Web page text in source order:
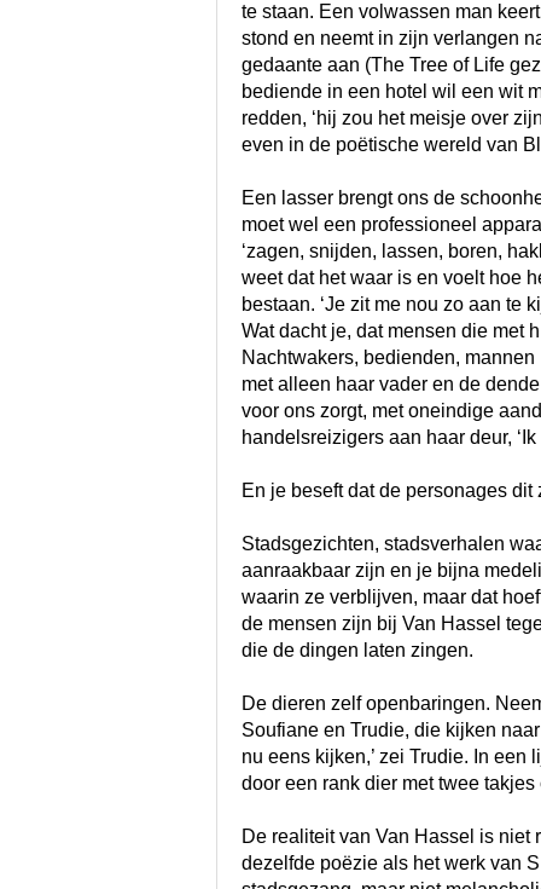
te staan. Een volwassen man
stond en neemt in zijn verlangen
gedaante aan (The Tree of Life
bediende in een hotel wil een wit
redden, ‘hij zou het meisje over
even in de poëtische wereld van
Een lasser brengt ons de
moet wel een professioneel
‘zagen, snijden, lassen, boren,
weet dat het waar is en voelt hoe
bestaan. ‘Je zit me nou zo aan te
Wat dacht je, dat mensen die met
Nachtwakers, bedienden,
met alleen haar vader en de
voor ons zorgt, met oneindige
handelsreizigers aan haar deur,
En je beseft dat de personages
Stadsgezichten, stadsverhalen
aanraakbaar zijn en je bijna
waarin ze verblijven, maar dat
de mensen zijn bij Van Hassel
die de dingen laten zingen.
De dieren zelf openbaringen.
Soufiane en Trudie, die kijken
nu eens kijken,’ zei Trudie. In
door een rank dier met twee
De realiteit van Van Hassel is niet
dezelfde poëzie als het werk van